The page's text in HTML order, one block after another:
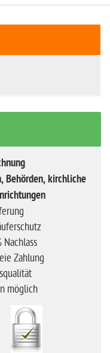
Behörden, kirchliche
Nachlass
Zahlung
möglich